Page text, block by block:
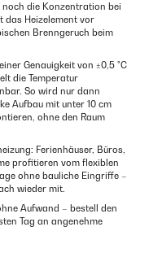
die Konzentration bei
das Heizelement vor
Brenngeruch beim
Genauigkeit von ±0,5 °C
die Temperatur
So wird nur dann
Aufbau mit unter 10 cm
ohne den Raum
Ferienhäuser, Büros,
profitieren vom flexiblen
ohne bauliche Eingriffe –
wieder mit.
Aufwand – bestell den
Tag an angenehme